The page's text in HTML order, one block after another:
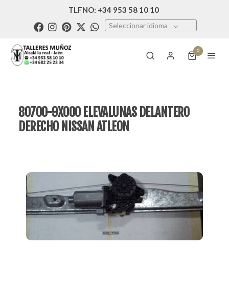
TLFNO: +34 953 58 10 10
Seleccionar idioma
0
80700-9X000 ELEVALUNAS DELANTERO
DERECHO NISSAN ATLEON